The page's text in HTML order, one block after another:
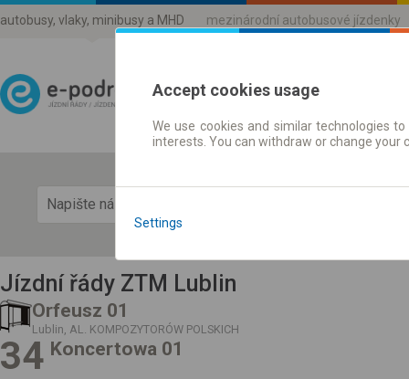
autobusy, vlaky, minibusy a MHD mezinárodní autobusové jízdenky
Jízdni řády a jízdenky
Jízdní řády ZTM Lublin
Orfeusz 01
Lublin, AL. KOMPOZYTORÓW POLSKICH
34 Koncertowa 01
Accept cookies usage
We use cookies and similar technologies
interests. You can withdraw or change
Settings